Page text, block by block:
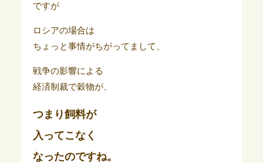
ですが
ロシアの場合は
ちょっと事情がちがってまして、
戦争の影響による
経済制裁で穀物が、
つまり飼料が
入ってこなく
なったのですね。